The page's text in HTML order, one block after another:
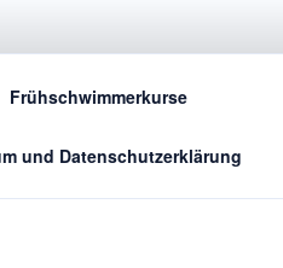
WASSER
Frühschwimmerkurse
und Datenschutzerklärung